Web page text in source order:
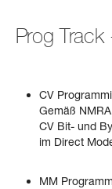
Prog
CV
Gemäß
CV Bit- und
im Direct
MM